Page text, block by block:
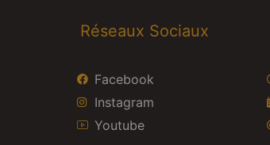
Réseaux Sociaux
Facebook
Instagram
Youtube